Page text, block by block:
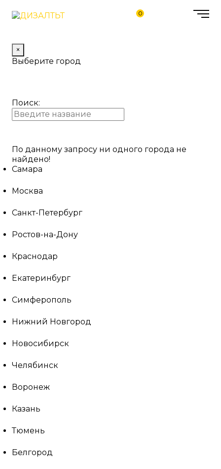
0
×
Выберите город
Поиск:
По данному запросу ни одного города не
найдено!
Самара
Москва
Санкт-Петербург
Ростов-на-Дону
Краснодар
Екатеринбург
Симферополь
Нижний Новгород
Новосибирск
Челябинск
Воронеж
Казань
Тюмень
Белгород